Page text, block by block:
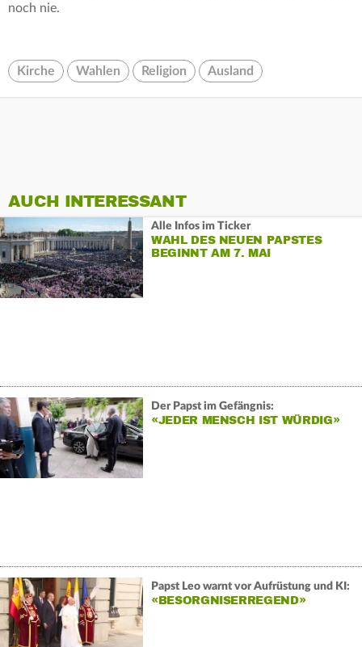
noch nie.
Kirche Wahlen Religion Ausland
AUCH INTERESSANT
Alle Infos im Ticker
WAHL DES NEUEN PAPSTES
BEGINNT AM 7. MAI
Der Papst im Gefängnis:
«JEDER MENSCH IST WÜRDIG»
Papst Leo warnt vor Aufrüstung und KI:
«BESORGNISERREGEND»